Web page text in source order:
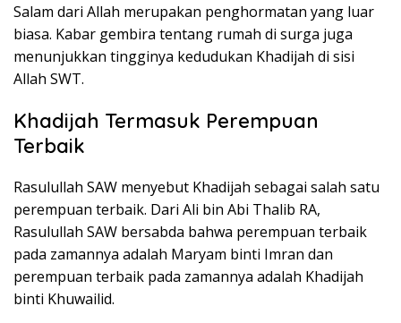
Salam dari Allah merupakan penghormatan yang luar
biasa. Kabar gembira tentang rumah di surga juga
menunjukkan tingginya kedudukan Khadijah di sisi
Allah SWT.
Khadijah Termasuk Perempuan
Terbaik
Rasulullah SAW menyebut Khadijah sebagai salah satu
perempuan terbaik. Dari Ali bin Abi Thalib RA,
Rasulullah SAW bersabda bahwa perempuan terbaik
pada zamannya adalah Maryam binti Imran dan
perempuan terbaik pada zamannya adalah Khadijah
binti Khuwailid.